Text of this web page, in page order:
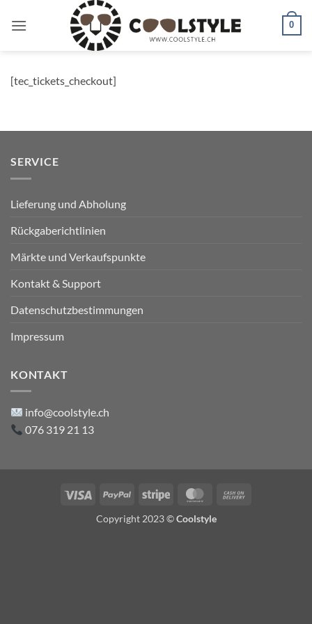
Inhalt
0
[tec_tickets_checkout]
SERVICE
Lieferung und Abholung
Rückgaberichtlinien
Märkte und Verkaufspunkte
Kontakt & Support
Datenschutzbestimmungen
Impressum
KONTAKT
info@coolstyle.ch
076 319 21 13
Visa PayPal Stripe MasterCard
Copyright 2023 ©Coolstyle